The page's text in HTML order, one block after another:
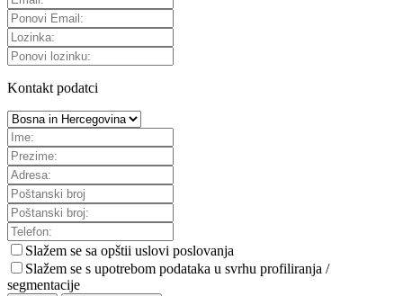
Kontakt podatci
Slažem se sa opštii uslovi poslovanja
Slažem se s upotrebom podataka u svrhu profiliranja /
segmentacije